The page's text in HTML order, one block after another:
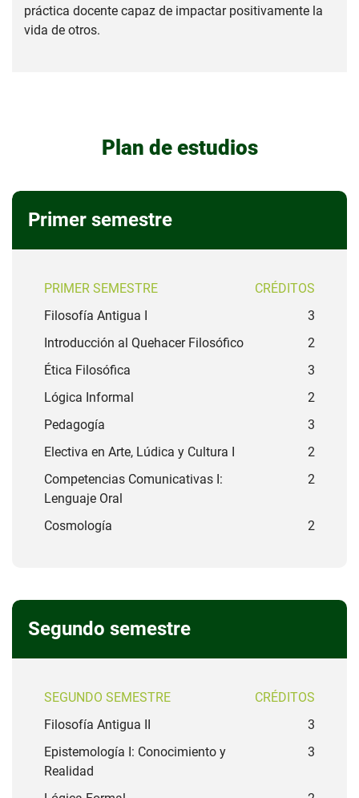
práctica docente capaz de impactar positivamente la
vida de otros.
Plan de estudios
Primer semestre
PRIMER SEMESTRE
CRÉDITOS
Filosofía Antigua I
3
Introducción al Quehacer Filosófico
2
Ética Filosófica
3
Lógica Informal
2
Pedagogía
3
Electiva en Arte, Lúdica y Cultura I
2
Competencias Comunicativas I:
Lenguaje Oral
2
Cosmología 2
Segundo semestre
SEGUNDO SEMESTRE
CRÉDITOS
Filosofía Antigua II
3
Epistemología I: Conocimiento y
Realidad
3